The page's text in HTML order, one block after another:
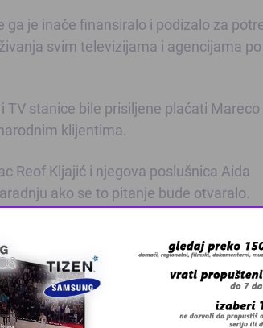
je inače finansiralo i podizalo za
svim televizijama i agencijama po
TV stanice bile prisiljene plaćati Mareco
klijentima.
Reof Kljajić i njegova poslušnica Aida
ako se to pitanje bude otvaralo.
odgovorima na brojna pitanja o
stručnoj osposobljenosti, finansijskim
rada kasirala milione maraka za svoje